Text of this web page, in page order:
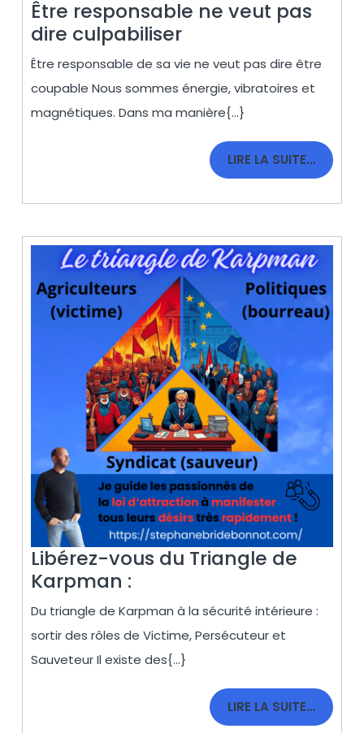
Être responsable ne veut pas
dire culpabiliserÊtre
responsable
ne
veut
pas
dire
culpabiliser
Être responsable de sa vie ne veut pas dire être
coupable Nous sommes énergie, vibratoires et
magnétiques. Dans ma manière{...}
LIRE LA SUITE…LIRE
LA
Libérez-vous du Triangle de
Karpman :
vous
du
Triangle
de
Karpman
Du triangle de Karpman à la sécurité intérieure :
sortir des rôles de Victime, Persécuteur et
Sauveteur Il existe des{...}
LIRE LA SUITE…LIRE
LA